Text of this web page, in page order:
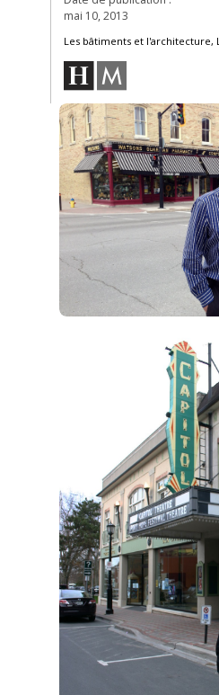
mai 10, 2013
Les bâtiments et l'architecture,